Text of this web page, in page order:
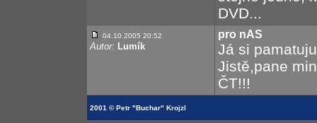
DVD...
04.10.2005 20:52
Autor: Lumík
pro nAS
Já si
Jistě,pane
ČT!!!
2001 © Petr "Buchar" Krojzl